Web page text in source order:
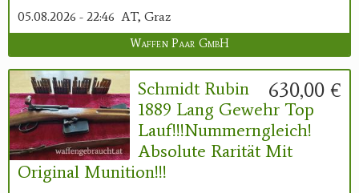
05.08.2026 - 22:46 AT, Graz
Waffen Paar GmbH
630,00 €
Schmidt Rubin
1889 Lang Gewehr Top
Lauf!!!Nummerngleich!
Absolute Rarität Mit
Original Munition!!!